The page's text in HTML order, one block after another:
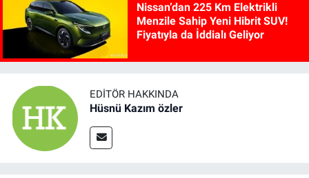
Nissan’dan 225 Km Elektrikli
Menzile Sahip Yeni Hibrit SUV!
Fiyatıyla da İddialı Geliyor
EDITÖR HAKKINDA
Hüsnü Kazım özler